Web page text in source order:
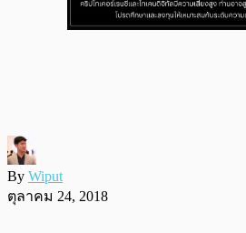
By Wiput
ตุลาคม 24, 2018